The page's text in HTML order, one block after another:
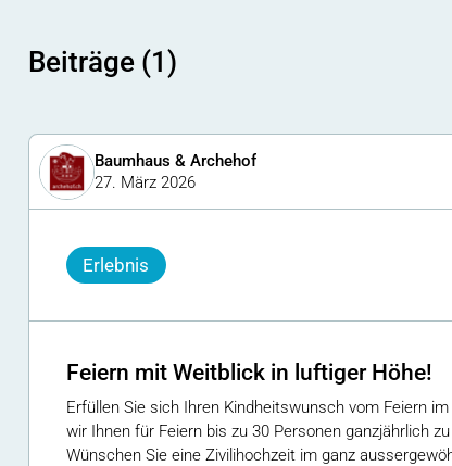
Beiträge (1)
Baumhaus & Archehof
27. März 2026
Erlebnis
Feiern mit Weitblick in luftiger Höhe!
Erfüllen Sie sich Ihren Kindheitswunsch vom Feiern
wir Ihnen für Feiern bis zu 30 Personen ganzjährlich
Wünschen Sie eine Zivilihochzeit im ganz